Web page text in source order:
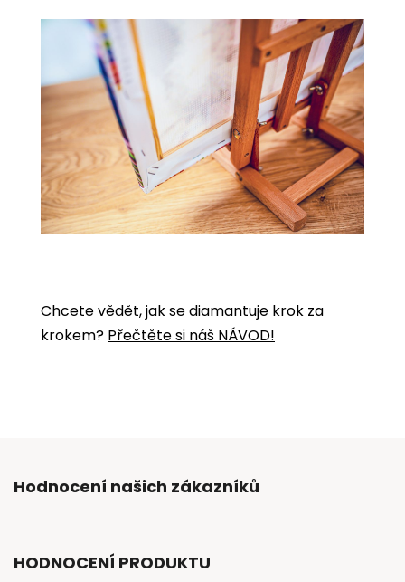
Chcete vědět, jak se diamantuje krok za
krokem? Přečtěte si náš NÁVOD!
Hodnocení našich zákazníků
HODNOCENÍ PRODUKTU